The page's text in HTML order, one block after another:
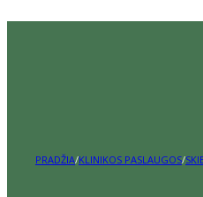
PRADŽIA/KLINIKOS PASLAUGOS/